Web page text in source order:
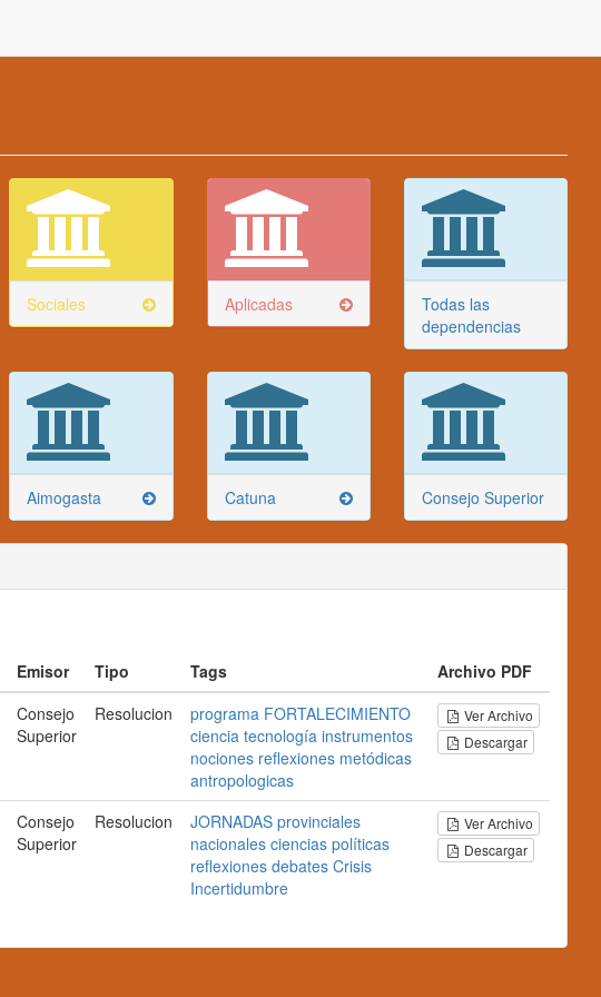
Sociales Aplicadas
Todas las
dependencias
Aimogasta Catuna Consejo Superior
Emisor Tipo Tags
Archivo PDF
Consejo
Superior
Resolucion programa FORTALECIMIENTO
ciencia tecnología instrumentos
nociones reflexiones metódicas
antropologicas
Ver Archivo
Descargar
Consejo
Superior
Resolucion JORNADAS provinciales
nacionales ciencias políticas
reflexiones debates Crisis
Incertidumbre
Ver Archivo
Descargar